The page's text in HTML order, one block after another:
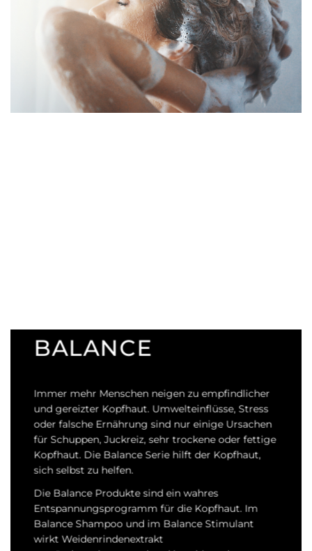
BALANCE
Immer mehr Menschen neigen zu empfindlicher
und gereizter Kopfhaut. Umwelteinflüsse, Stress
oder falsche Ernährung sind nur einige Ursachen
für Schuppen, Juckreiz, sehr trockene oder fettige
Kopfhaut. Die Balance Serie hilft der Kopfhaut,
sich selbst zu helfen.
Die Balance Produkte sind ein wahres
Entspannungsprogramm für die Kopfhaut. Im
Balance Shampoo und im Balance Stimulant
wirkt Weidenrindenextrakt